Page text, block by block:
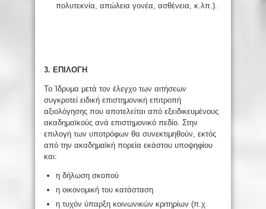
πολυτεκνία, απώλεια γονέα, ασθένεια, κ.λπ.).
3. ΕΠΙΛΟΓΗ
Το Ίδρυμα μετά τον έλεγχο των αιτήσεων
συγκροτεί ειδική επιστημονική επιτροπή
αξιολόγησης που αποτελείται από εξειδικευμένους
ακαδημαϊκούς ανά επιστημονικό πεδίο. Στην
επιλογή των υποτρόφων θα συνεκτιμηθούν, εκτός
από την ακαδημαϊκή πορεία εκάστου υποψηφίου
και:
η δήλωση σκοπού
η οικονομική του κατάσταση
η τυχόν ύπαρξη κοινωνικών κριτηρίων (π.χ.